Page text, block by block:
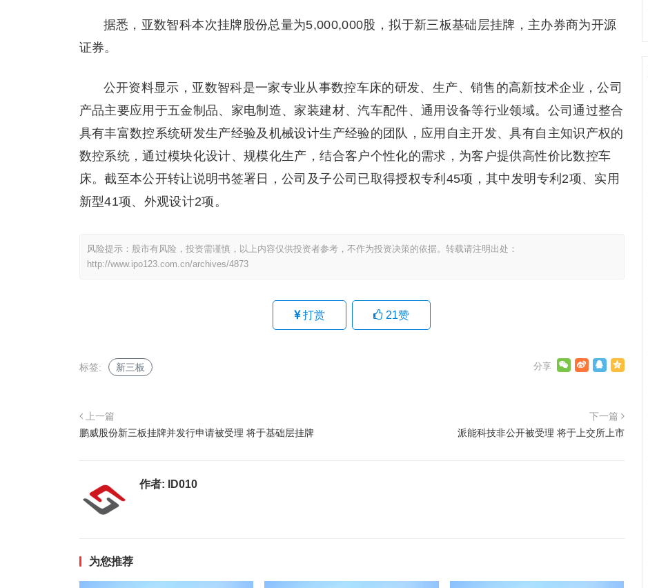
据悉，亚数智科本次挂牌股份总量为5,000,000股，拟于新三板基础层挂牌，主办券商为开源
证券。
公开资料显示，亚数智科是一家专业从事数控车床的研发、生产、销售的高新技术企业，公司
产品主要应用于五金制品、家电制造、家装建材、汽车配件、通用设备等行业领域。公司通过整合
具有丰富数控系统研发生产经验及机械设计生产经验的团队，应用自主开发、具有自主知识产权的
数控系统，通过模块化设计、规模化生产，结合客户个性化的需求，为客户提供高性价比数控车
床。截至本公开转让说明书签署日，公司及子公司已取得授权专利45项，其中发明专利2项、实用
新型41项、外观设计2项。
风险提示：股市有风险，投资需谨慎，以上内容仅供投资者参考，不作为投资决策的依据。转载请注明出处：
http://www.ipo123.com.cn/archives/4873
打赏 21赞
标签: 新三板
上一篇
鹏威股份新三板挂牌并发行申请被受理 将于基础层挂牌
下一篇
派能科技非公开被受理 将于上交所上市
作者: ID010
为您推荐